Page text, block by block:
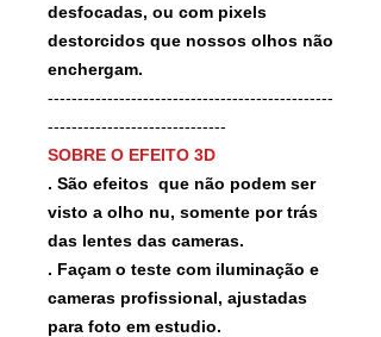
desfocadas, ou com pixels
destorcidos que nossos olhos não
enchergam.
------------------------------------------------
------------------------------
SOBRE O EFEITO 3D
. São efeitos que não podem ser
visto a olho nu, somente por trás
das lentes das cameras.
. Façam o teste com iluminação e
cameras profissional, ajustadas
para foto em estudio.